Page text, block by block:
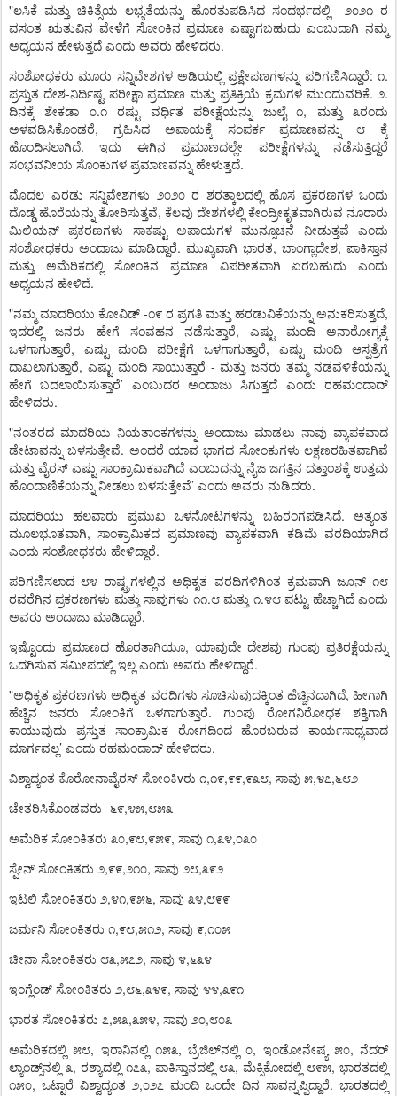
"ಲಸಿಕೆ ಮತ್ತು ಚಿಕಿತ್ಸೆಯ ಲಭ್ಯತೆಯನ್ನು ಹೊರತುಪಡಿಸಿದ ಸಂದರ್ಭದಲ್ಲಿ ೨೦೨೧ ರ
ವಸಂತ ಋತುವಿನ ವೇಳೆಗೆ ಸೋಂಕಿನ ಪ್ರಮಾಣ ಎಷ್ಟಾಗಬಹುದು ಎಂಬುದಾಗಿ ನಮ್ಮ
ಅಧ್ಯಯನ ಹೇಳುತ್ತದೆ ಎಂದು ಅವರು ಹೇಳಿದರು.
ಸಂಶೋಧಕರು ಮೂರು ಸನ್ನಿವೇಶಗಳ ಅಡಿಯಲ್ಲಿ ಪ್ರಕ್ಷೇಪಣಗಳನ್ನು ಪರಿಗಣಿಸಿದ್ದಾರೆ:೧.
ಪ್ರಸ್ತುತ ದೇಶ-ನಿರ್ದಿಷ್ಟ ಪರೀಕ್ಷಾ ಪ್ರಮಾಣ ಮತ್ತು ಪ್ರತಿಕ್ರಿಯೆ ಕ್ರಮಗಳ ಮುಂದುವರಿಕೆ. ೨.
ದಿನಕ್ಕೆ ಶೇಕಡಾ ೦.೧ ರಷ್ಟು ವರ್ಧಿತ ಪರೀಕ್ಷೆಯನ್ನು ಜುಲೈ ೧, ಮತ್ತು
೩ರಂದು
ಅಳವಡಿಸಿಕೊಂಡರೆ, ಗ್ರಹಿಸಿದ ಅಪಾಯಕ್ಕೆ ಸಂಪರ್ಕ ಪ್ರಮಾಣವನ್ನು ೮
ಕ್ಕೆ
ಹೊಂದಿಸಲಾಗಿದೆ.ಇದು ಈಗಿನ ಪ್ರಮಾಣದಲ್ಲೇ ಪರೀಕ್ಷೆಗಳನ್ನು
ನಡೆಸುತ್ತಿದ್ದರೆ
ಸಂಭವನೀಯ ಸೊಂಕುಗಳ ಪ್ರಮಾಣವನ್ನು ಹೇಳುತ್ತದೆ.
ಮೊದಲ ಎರಡು ಸನ್ನಿವೇಶಗಳು ೨೦೨೦ ರ ಶರತ್ಕಾಲದಲ್ಲಿ ಹೊಸ ಪ್ರಕರಣಗಳ ಒಂದು
ದೊಡ್ಡ ಹೊರೆಯನ್ನು ತೋರಿಸುತ್ತವೆ, ಕೆಲವು ದೇಶಗಳಲ್ಲಿ ಕೇಂದ್ರೀಕೃತವಾಗಿರುವ ನೂರಾರು
ಮಿಲಿಯನ್
ಪ್ರಕರಣಗಳು ಸಾಕಷ್ಟು ಅಪಾಯಗಳ ಮುನ್ಸೂಚನೆ ನೀಡುತ್ತವೆ
ಎಂದು
ಸಂಶೋಧಕರು ಅಂದಾಜು ಮಾಡಿದ್ದಾರೆ. ಮುಖ್ಯವಾಗಿ ಭಾರತ, ಬಾಂಗ್ಲಾದೇಶ, ಪಾಕಿಸ್ತಾನ
ಮತ್ತು
ಅಮೆರಿಕದಲ್ಲಿ ಸೋಂಕಿನ ಪ್ರಮಾಣ ವಿಪರೀತವಾಗಿ ಏರಬಹುದು
ಎಂದು
ಅಧ್ಯಯನ ಹೇಳಿದೆ.
"ನಮ್ಮ ಮಾದರಿಯು ಕೋವಿಡ್ -೧೯ ರ ಪ್ರಗತಿ ಮತ್ತು ಹರಡುವಿಕೆಯನ್ನು ಅನುಕರಿಸುತ್ತದೆ,
ಇದರಲ್ಲಿ ಜನರು ಹೇಗೆ ಸಂವಹನ ನಡೆಸುತ್ತಾರೆ,ಎಷ್ಟು ಮಂದಿ
ಅನಾರೋಗ್ಯಕ್ಕೆ
ಒಳಗಾಗುತ್ತಾರೆ, ಎಷ್ಟು ಮಂದಿ ಪರೀಕ್ಷೆಗೆ ಒಳಗಾಗುತ್ತಾರೆ, ಎಷ್ಟು ಮಂದಿ
ಆಸ್ಪತ್ರೆಗೆ
ದಾಖಲಾಗುತ್ತಾರೆ, ಎಷ್ಟು ಮಂದಿ ಸಾಯುತ್ತಾರೆ -ಮತ್ತು ಜನರು ತಮ್ಮ ನಡವಳಿಕೆಯನ್ನು
ಹೇಗೆ
ಬದಲಾಯಿಸುತ್ತಾರೆ’ ಎಂಬುದರ ಅಂದಾಜು ಸಿಗುತ್ತದೆ ಎಂದು
ರಹಮಂದಾದ್
ಹೇಳಿದರು.
"ನಂತರದ ಮಾದರಿಯ ನಿಯತಾಂಕಗಳನ್ನು ಅಂದಾಜು ಮಾಡಲು ನಾವು ವ್ಯಾಪಕವಾದ
ಡೇಟಾವನ್ನು ಬಳಸುತ್ತೇವೆ. ಅಂದರೆ ಯಾವ ಭಾಗದ ಸೋಂಕುಗಳು ಲಕ್ಷಣರಹಿತವಾಗಿವೆ
ಮತ್ತು ವೈರಸ್ ಎಷ್ಟು ಸಾಂಕ್ರಾಮಿಕವಾಗಿದೆ ಎಂಬುದನ್ನು ನೈಜ ಜಗತ್ತಿನ ದತ್ತಾಂಶಕ್ಕೆ ಉತ್ತಮ
ಹೊಂದಾಣಿಕೆಯನ್ನು ನೀಡಲು ಬಳಸುತ್ತೇವೆ’ ಎಂದು ಅವರು ನುಡಿದರು.
ಮಾದರಿಯು ಹಲವಾರು ಪ್ರಮುಖ ಒಳನೋಟಗಳನ್ನು ಬಹಿರಂಗಪಡಿಸಿದೆ.ಅತ್ಯಂತ
ಮೂಲಭೂತವಾಗಿ,ಸಾಂಕ್ರಾಮಿಕದ ಪ್ರಮಾಣವು ವ್ಯಾಪಕವಾಗಿ ಕಡಿಮೆ ವರದಿಯಾಗಿದೆ
ಎಂದು ಸಂಶೋಧಕರು ಹೇಳಿದ್ದಾರೆ.
ಪರಿಗಣಿಸಲಾದ ೮೪ ರಾಷ್ಟ್ರಗಳಲ್ಲಿನ ಅಧಿಕೃತ ವರದಿಗಳಿಗಿಂತ ಕ್ರಮವಾಗಿ ಜೂನ್ ೧೮
ರವರೆಗಿನ ಪ್ರಕರಣಗಳು ಮತ್ತು ಸಾವುಗಳು ೧೧.೮ ಮತ್ತು ೧.೪೮ ಪಟ್ಟು ಹೆಚ್ಚಾಗಿದೆ ಎಂದು
ಅವರು ಅಂದಾಜು ಮಾಡಿದ್ದಾರೆ.
ಇಷ್ಟೊಂದು ಪ್ರಮಾಣದ ಹೊರತಾಗಿಯೂ, ಯಾವುದೇ ದೇಶವು ಗುಂಪು ಪ್ರತಿರಕ್ಷೆಯನ್ನು
ಒದಗಿಸುವ ಸಮೀಪದಲ್ಲಿ ಇಲ್ಲ ಎಂದು ಅವರು ಹೇಳಿದ್ದಾರೆ.
"ಅಧಿಕೃತ ಪ್ರಕರಣಗಳು ಅಧಿಕೃತ ವರದಿಗಳು ಸೂಚಿಸುವುದಕ್ಕಿಂತ ಹೆಚ್ಚಿನದಾಗಿದೆ,ಹೀಗಾಗಿ
ಹೆಚ್ಚಿನ
ಜನರು ಸೋಂಕಿಗೆ ಒಳಗಾಗುತ್ತಾರೆ. ಗುಂಪು ರೋಗನಿರೋಧಕ
ಶಕ್ತಿಗಾಗಿ
ಕಾಯುವುದು
ಪ್ರಸ್ತುತ ಸಾಂಕ್ರಾಮಿಕ ರೋಗದಿಂದ ಹೊರಬರುವ
ಕಾರ್ಯಸಾಧ್ಯವಾದ
ಮಾರ್ಗವಲ್ಲ’ ಎಂದು ರಹಮಂದಾದ್ ಹೇಳಿದರು.
ವಿಶ್ವಾದ್ಯಂತ ಕೊರೋನಾವೈರಸ್ ಸೋಂಕಿvರು ೧,೧೯,೯೯,೯೩೮, ಸಾವು ೫,೪೭,೬೮೨
ಚೇತರಿಸಿಕೊಂಡವರು- ೬೯,೪೫,೮೫೩
ಅಮೆರಿಕ ಸೋಂಕಿತರು ೩೦,೯೮,೯೫೯, ಸಾವು ೧,೩೪,೦೩೦
ಸ್ಪೇನ್ ಸೋಂಕಿತರು ೨,೯೯,೨೧೦, ಸಾವು ೨೮,೩೯೨
ಇಟಲಿ ಸೋಂಕಿತರು ೨,೪೧,೯೫೬, ಸಾವು ೩೪,೮೯೯
ಜರ್ಮನಿ ಸೋಂಕಿತರು ೧,೯೮,೫೧೨, ಸಾವು ೯,೧೦೫
ಚೀನಾ ಸೋಂಕಿತರು ೮೩,೫೭೨, ಸಾವು ೪,೬೩೪
ಇಂಗ್ಲೆಂಡ್ ಸೋಂಕಿತರು ೨,೮೬,೩೪೯, ಸಾವು ೪೪,೩೯೧
ಭಾರತ ಸೋಂಕಿತರು ೭,೫೩,೩೫೪, ಸಾವು ೨೦,೮೦೩
ಅಮೆರಿಕದಲ್ಲಿ ೫೮, ಇರಾನಿನಲ್ಲಿ ೧೫೩, ಬ್ರೆಜಿಲ್ನಲ್ಲಿ ೦, ಇಂಡೋನೇಷ್ಯ ೫೦, ನೆದರ್
ಲ್ಯಾಂಡ್ಸ್ನಲ್ಲಿ ೩, ರಶ್ಯಾದಲ್ಲಿ ೧೭೩, ಪಾಕಿಸ್ತಾನದಲ್ಲಿ ೮೩,ಮೆಕ್ಸಿಕೋದಲ್ಲಿ ೮೯೫, ಭಾರತದಲ್ಲಿ
೧೫೦, ಒಟ್ಟಾರೆ ವಿಶ್ವಾದ್ಯಂತ ೨,೦೨೭ ಮಂದಿ ಒಂದೇ ದಿನ ಸಾವನ್ನಪ್ಪಿದ್ದಾರೆ. ಭಾರತದಲ್ಲಿ